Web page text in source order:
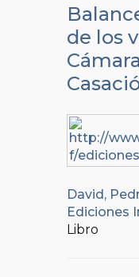
de los
David,
Ediciones
Libro